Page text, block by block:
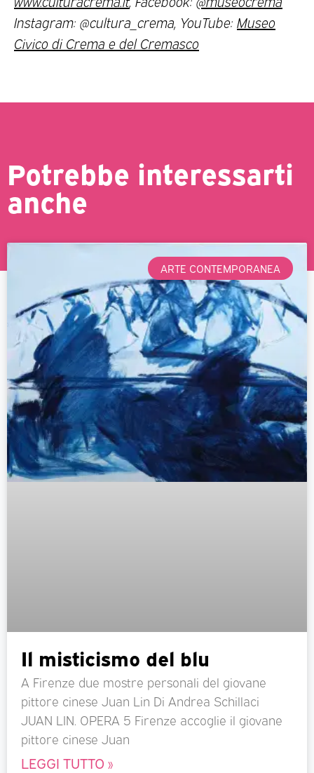
Instagram: @cultura_crema, YouTube: Museo
Civico di Crema e del Cremasco
Potrebbe interessarti
anche
ARTE CONTEMPORANEA
Il misticismo del blu
A Firenze due mostre personali del giovane
pittore cinese Juan Lin Di Andrea Schillaci
JUAN LIN. OPERA 5 Firenze accoglie il giovane
pittore cinese Juan
LEGGI TUTTO »